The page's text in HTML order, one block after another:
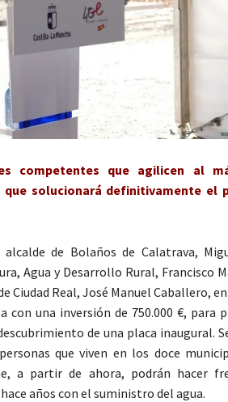
competentes que agilicen al
solucionará definitivamente el
de Bolaños de Calatrava,
Agua y Desarrollo Rural, Francisco
Ciudad Real, José Manuel Caballero,
con una inversión de 750.000 €, para
de una placa inaugural.
que viven en los doce
a partir de ahora, podrán hacer
años con el suministro del agua.